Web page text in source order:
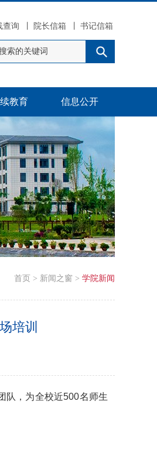
查询 院长信箱 书记信箱
教育 信息公开
首页 > 新闻之窗 > 学院新闻
培训
队，为全校近500名师生